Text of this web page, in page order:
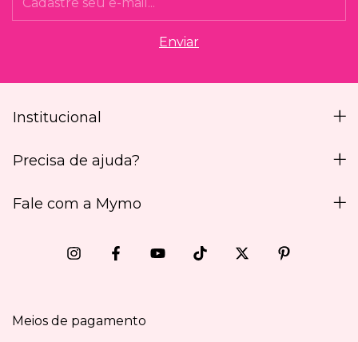
Institucional
Precisa de ajuda?
Fale com a Mymo
Meios de pagamento